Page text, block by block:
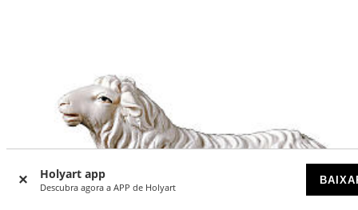
Holyart app
Descubra agora a APP de Holyart